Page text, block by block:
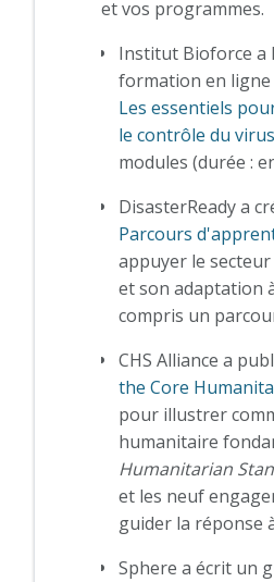
et vos programmes.
Institut Bioforce a
formation en ligne
Les essentiels
le contrôle du virus
modules (durée :
DisasterReady a
Parcours
appuyer le
et son adaptation
compris un
CHS Alliance a
the Core
pour illustrer
humanitaire
Humanitarian
et les neuf
guider la réponse
Sphere a écrit un